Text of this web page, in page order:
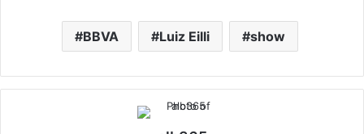
BBVA Luiz Eilli show